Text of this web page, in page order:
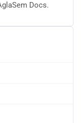
Docs.